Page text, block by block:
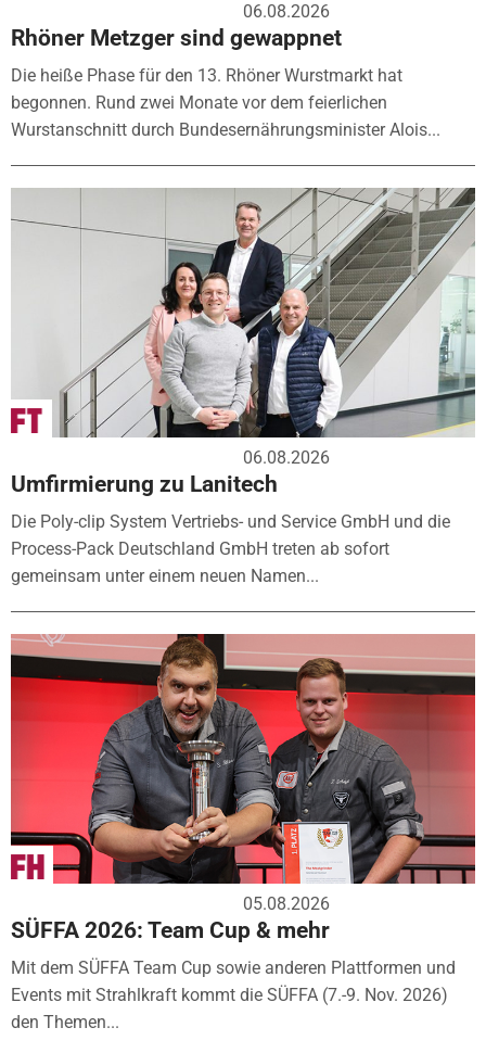
06.08.2026
Rhöner Metzger sind gewappnet
Die heiße Phase für den 13. Rhöner Wurstmarkt hat
begonnen. Rund zwei Monate vor dem feierlichen
Wurstanschnitt durch Bundesernährungsminister Alois...
06.08.2026
Umfirmierung zu Lanitech
Die Poly-clip System Vertriebs- und Service GmbH und die
Process-Pack Deutschland GmbH treten ab sofort
gemeinsam unter einem neuen Namen...
05.08.2026
SÜFFA 2026: Team Cup & mehr
Mit dem SÜFFA Team Cup sowie anderen Plattformen und
Events mit Strahlkraft kommt die SÜFFA (7.-9. Nov. 2026)
den Themen...